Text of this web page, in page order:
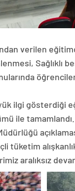
verilen
Sağlıklı
ilgi gösterdiği
ile tamamlandı.
tüketim
aralıksız